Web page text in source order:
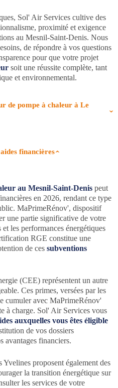
Sol' Air Services cultive des
proximité et exigence
au Mesnil-Saint-Denis. Nous
de répondre à vos questions
pour que votre projet
soit une réussite complète, tant
et environnemental.
de pompe à chaleur à Le
financières
au Mesnil-Saint-Denis peut
en 2026, rendant ce type
MaPrimeRénov', dispositif
une partie significative de votre
les performances énergétiques
RGE constitue une
de ces subventions
(CEE) représentent un autre
Ces primes, versées par les
cumuler avec MaPrimeRénov'
à charge. Sol' Air Services vous
auxquelles vous êtes éligible
de vos dossiers
avantages financiers.
proposent également des
la transition énergétique sur
les services de votre